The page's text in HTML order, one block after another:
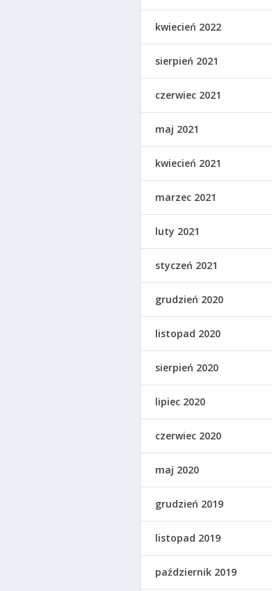
kwiecień 2022
sierpień 2021
czerwiec 2021
maj 2021
kwiecień 2021
marzec 2021
luty 2021
styczeń 2021
grudzień 2020
listopad 2020
sierpień 2020
lipiec 2020
czerwiec 2020
maj 2020
grudzień 2019
listopad 2019
październik 2019